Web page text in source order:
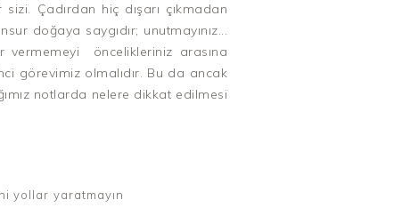
Çadırdan hiç dışarı çıkmadan
doğaya saygıdır; unutmayınız...
vermemeyi öncelikleriniz arasına
görevimiz olmalıdır. Bu da ancak
notlarda nelere dikkat edilmesi
yollar yaratmayın